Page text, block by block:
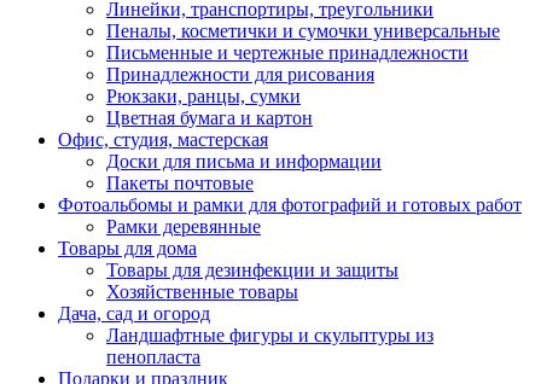
Линейки, транспортиры, треугольники
Пеналы, косметички и сумочки универсальные
Письменные и чертежные принадлежности
Принадлежности для рисования
Рюкзаки, ранцы, сумки
Цветная бумага и картон
Офис, студия, мастерская
Доски для письма и информации
Пакеты почтовые
Фотоальбомы и рамки для фотографий и готовых работ
Рамки деревянные
Товары для дома
Товары для дезинфекции и защиты
Хозяйственные товары
Дача, сад и огород
Ландшафтные фигуры и скульптуры из
пенопласта
Подарки и праздник